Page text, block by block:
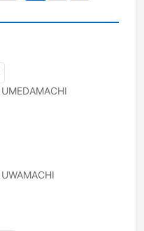
UMEDAMACHI
UWAMACHI